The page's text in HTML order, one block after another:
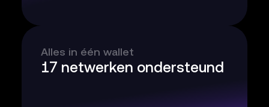
Alles in één wallet
17 netwerken ondersteund